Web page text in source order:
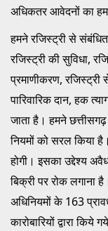
अधिकतर आवेदनों का
हमने रजिस्ट्री से
रजिस्ट्री की सुविधा,
प्रमाणीकरण,
पारिवारिक दान, हक
जाता है। हमने
नियमों को सरल किया
होगी। इसका उद्देश्य
बिक्री पर रोक लगाना
अधिनियमों के 163
कारोबारियों द्वारा